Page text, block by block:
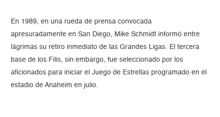
En 1989, en una rueda de prensa convocada
apresuradamente en San Diego, Mike Schmidt informó entre
lágrimas su retiro inmediato de las Grandes Ligas. El tercera
base de los Filis, sin embargo, fue seleccionado por los
aficionados para iniciar el Juego de Estrellas programado en el
estadio de Anaheim en julio.